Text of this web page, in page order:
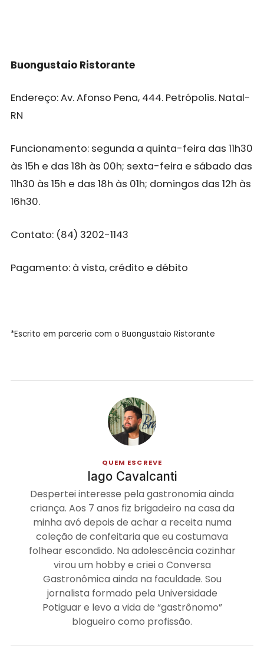
Buongustaio Ristorante
Endereço: Av. Afonso Pena, 444. Petrópolis. Natal-
RN
Funcionamento: segunda a quinta-feira das 11h30
às 15h e das 18h às 00h; sexta-feira e sábado das
11h30 às 15h e das 18h às 01h; domingos das 12h às
16h30.
Contato: (84) 3202-1143
Pagamento: à vista, crédito e débito
*Escrito em parceria com o Buongustaio Ristorante
QUEM ESCREVE
Iago Cavalcanti
Despertei interesse pela gastronomia ainda
criança. Aos 7 anos fiz brigadeiro na casa da
minha avó depois de achar a receita numa
coleção de confeitaria que eu costumava
folhear escondido. Na adolescência cozinhar
virou um hobby e criei o Conversa
Gastronômica ainda na faculdade. Sou
jornalista formado pela Universidade
Potiguar e levo a vida de “gastrônomo”
blogueiro como profissão.